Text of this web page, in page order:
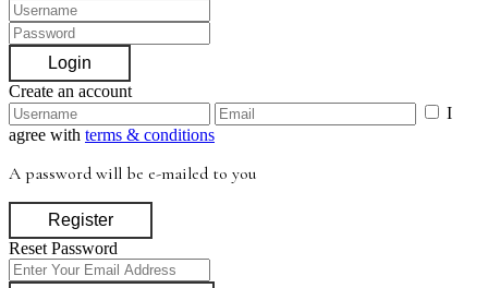
Login
Create an account
I
agree with terms & conditions
A password will be e-mailed to you
Register
Reset Password